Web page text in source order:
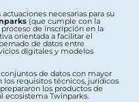
necesarias para su
(que cumple con la
de inscripción en la
orientada a facilitar el
de datos entre
digitales y modelos
de datos con mayor
requisitos técnicos, jurídicos
los productos de
ecosistema Twinparks.